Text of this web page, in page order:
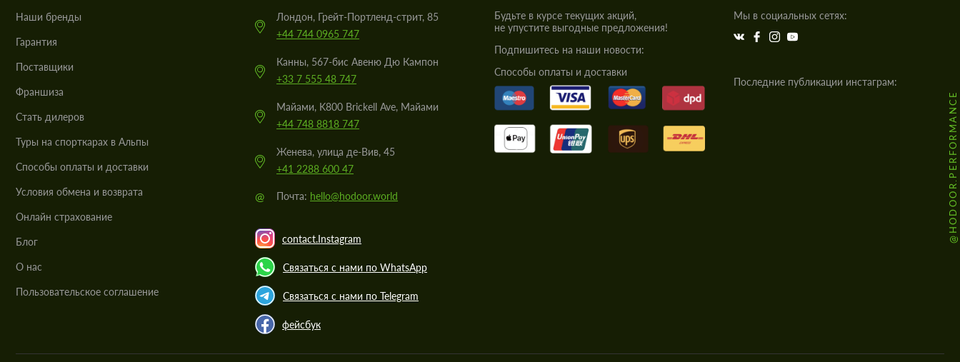
Наши бренды
Гарантия
Поставщики
Франшиза
Стать дилеров
Туры на спорткарах в Альпы
Cпособы оплаты и доставки
Условия обмена и возврата
Онлайн страхование
Блог
О нас
Пользовательское соглашение
Лондон, Грейт-Портленд-стрит, 85
+44 744 0965 747
Канны, 567-бис Авеню Дю Кампон
+33 7 555 48 747
Майами, K800 Brickell Ave, Майами
+44 748 8818 747
Женева, улица де-Вив, 45
+41 2288 600 47
@ Почта: hello@hodoor.world
contact.Instagram
Связаться с нами по WhatsApp
Связаться с нами по Telegram
фейсбук
Будьте в курсе текущих акций,
не упустите выгодные предложения!
Подпишитесь на наши новости:
Cпособы оплаты и доставки
Мы в социальных сетях:
Последние публикации инстаграм:
@HODOOR.PERFORMANCE